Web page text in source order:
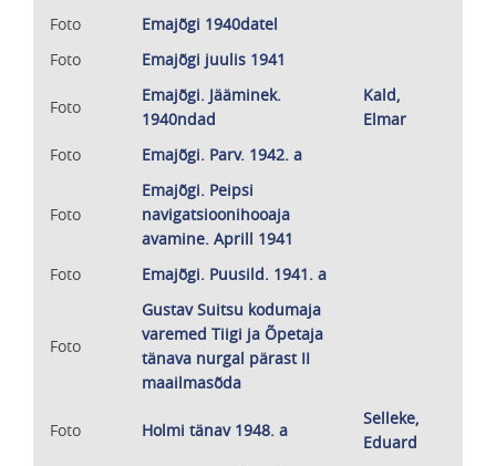
Foto
Emajõgi 1940datel
Foto
Emajõgi juulis 1941
Foto
Emajõgi. Jääminek.
1940ndad
Kald,
Elmar
Foto
Emajõgi. Parv. 1942. a
Foto
Emajõgi. Peipsi
navigatsioonihooaja
avamine. Aprill 1941
Foto
Emajõgi. Puusild. 1941. a
Foto
Gustav Suitsu kodumaja
varemed Tiigi ja Õpetaja
tänava nurgal pärast II
maailmasõda
Foto Holmi tänav 1948. a
Selleke,
Eduard